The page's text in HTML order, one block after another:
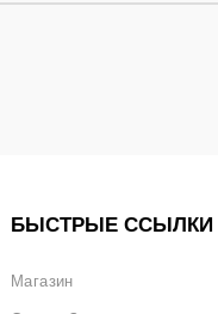
БЫСТРЫЕ ССЫЛКИ
Магазин